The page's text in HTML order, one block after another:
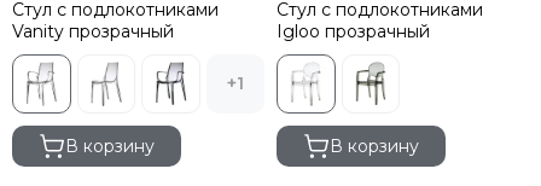
Стул с подлокотниками
Vanity прозрачный
+1
В корзину
Стул с подлокотниками
Igloo прозрачный
В корзину